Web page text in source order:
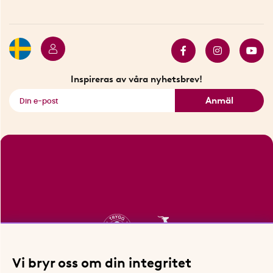
Inspireras av våra nyhetsbrev!
Anmäl
Vi bryr oss om din integritet